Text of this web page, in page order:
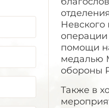
помощи
медалью
обороны
Также в